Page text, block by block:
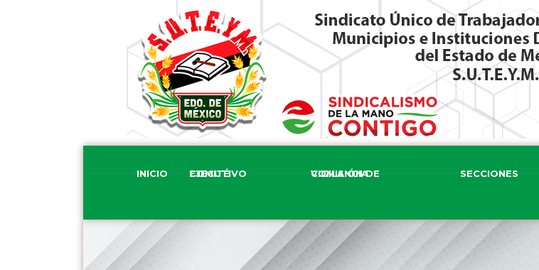
INICIO COMITÉ EJECUTIVO COMISIÓN DE VIGILANCIA SECCIONES